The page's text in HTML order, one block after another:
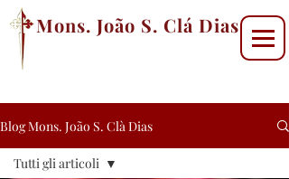
Mons. João S. Clá Dias
Blog Mons. João S. Clà Dias
Tutti gli articoli